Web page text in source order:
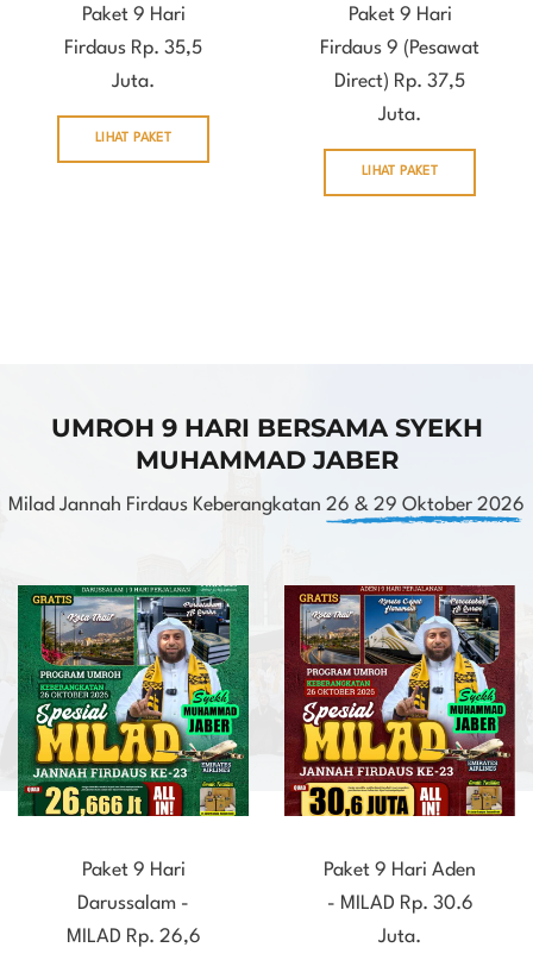
Paket 9 Hari
Firdaus Rp. 35,5
Juta.
LIHAT PAKET
Paket 9 Hari
Firdaus 9 (Pesawat
Direct) Rp. 37,5
Juta.
LIHAT PAKET
UMROH 9 HARI BERSAMA SYEKH
MUHAMMAD JABER
Milad Jannah Firdaus Keberangkatan 26 & 29 Oktober 2026
Paket 9 Hari
Darussalam -
MILAD Rp. 26,6
Paket 9 Hari Aden
- MILAD Rp. 30.6
Juta.